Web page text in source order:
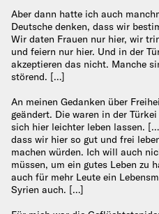
Aber dann hatte ich auch
Deutsche denken, dass wir
Wir daten Frauen nur hier, wir
und feiern nur hier. Und in der
akzeptieren das nicht. Manche
störend. […]
An meinen Gedanken über
geändert. Die waren in der
sich hier leichter leben lassen.
dass wir hier so gut und frei
machen würden. Ich will auch
müssen, um ein gutes Leben zu
auch für mehr Leute ein
Syrien auch. […]